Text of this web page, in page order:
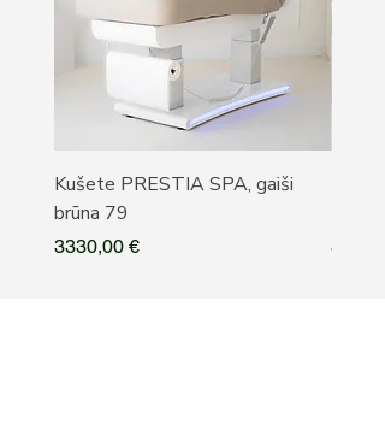
Kušete PRESTIA SPA, gaiši
brūna 79
Cena
3330,00 € Cena